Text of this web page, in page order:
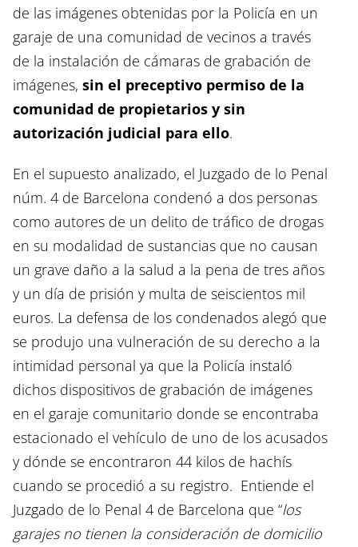
de las imágenes obtenidas por la Policía en un
garaje de una comunidad de vecinos a través
de la instalación de cámaras de grabación de
imágenes, sin el preceptivo permiso de la
comunidad de propietarios y sin
autorización judicial para ello.
En el supuesto analizado, el Juzgado de lo Penal
núm. 4 de Barcelona condenó a dos personas
como autores de un delito de tráfico de drogas
en su modalidad de sustancias que no causan
un grave daño a la salud a la pena de tres años
y un día de prisión y multa de seiscientos mil
euros. La defensa de los condenados alegó que
se produjo una vulneración de su derecho a la
intimidad personal ya que la Policía instaló
dichos dispositivos de grabación de imágenes
en el garaje comunitario donde se encontraba
estacionado el vehículo de uno de los acusados
y dónde se encontraron 44 kilos de hachís
cuando se procedió a su registro. Entiende el
Juzgado de lo Penal 4 de Barcelona que “los
garajes no tienen la consideración de domicilio